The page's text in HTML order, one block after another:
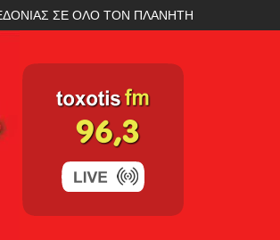
ΣΕ ΟΛΟ ΤΟΝ ΠΛΑΝΗΤΗ